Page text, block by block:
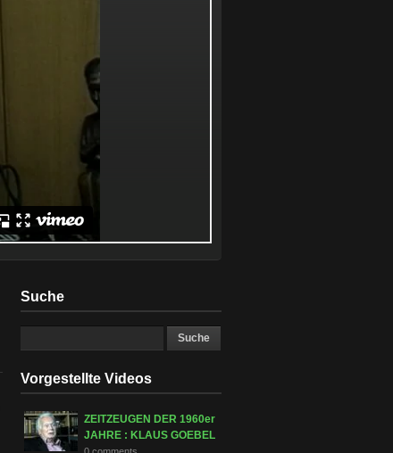
Suche
Vorgestellte Videos
ZEITZEUGEN DER 1960er
JAHRE : KLAUS GOEBEL